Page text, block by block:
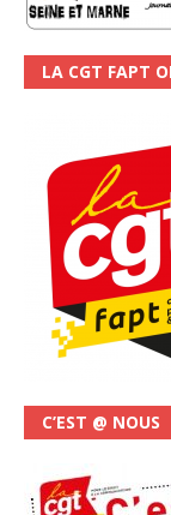
LA CGT FAPT
C’EST @ NOUS